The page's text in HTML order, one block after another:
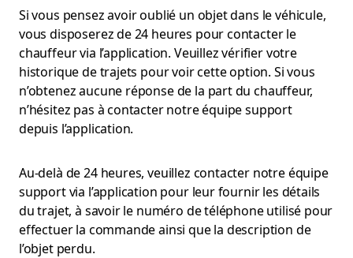
Si vous pensez avoir oublié un objet dans le véhicule,
vous disposerez de 24 heures pour contacter le
chauffeur via l’application. Veuillez vérifier votre
historique de trajets pour voir cette option. Si vous
n’obtenez aucune réponse de la part du chauffeur,
n’hésitez pas à contacter notre équipe support
depuis l’application.
Au-delà de 24 heures, veuillez contacter notre équipe
support via l’application pour leur fournir les détails
du trajet, à savoir le numéro de téléphone utilisé pour
effectuer la commande ainsi que la description de
l’objet perdu.